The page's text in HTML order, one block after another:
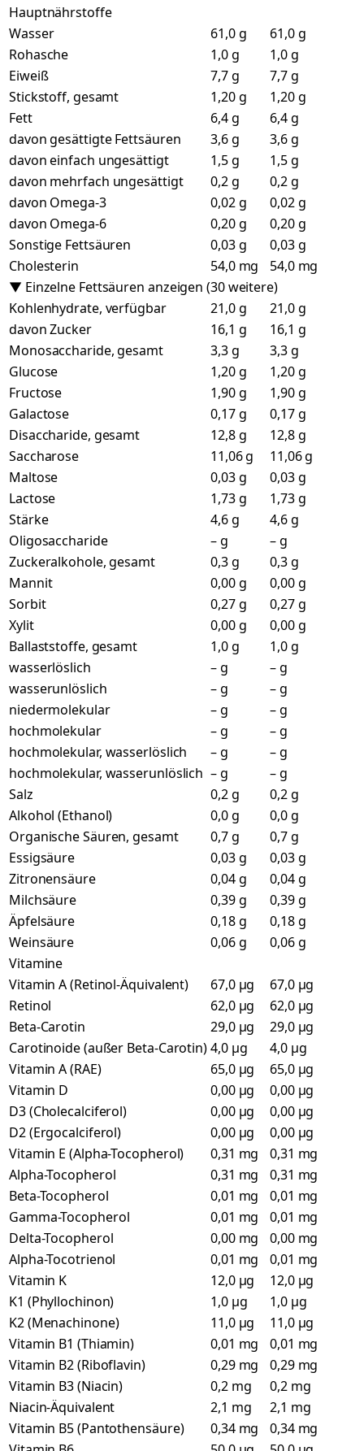
Hauptnährstoffe
Wasser
61,0 g
61,0 g
Rohasche
1,0 g
1,0 g
Eiweiß
7,7 g
7,7 g
Stickstoff, gesamt
1,20 g
1,20 g
Fett
6,4 g
6,4 g
davon gesättigte Fettsäuren
3,6 g
3,6 g
davon einfach ungesättigt
1,5 g
1,5 g
davon mehrfach ungesättigt
0,2 g
0,2 g
davon Omega-3
0,02 g
0,02 g
davon Omega-6
0,20 g
0,20 g
Sonstige Fettsäuren
0,03 g
0,03 g
Cholesterin
54,0 mg
54,0 mg
▼ Einzelne Fettsäuren anzeigen (30 weitere)
Kohlenhydrate, verfügbar
21,0 g
21,0 g
davon Zucker
16,1 g
16,1 g
Monosaccharide, gesamt
3,3 g
3,3 g
Glucose
1,20 g
1,20 g
Fructose
1,90 g
1,90 g
Galactose
0,17 g
0,17 g
Disaccharide, gesamt
12,8 g
12,8 g
Saccharose
11,06 g
11,06 g
Maltose
0,03 g
0,03 g
Lactose
1,73 g
1,73 g
Stärke
4,6 g
4,6 g
Oligosaccharide
– g
– g
Zuckeralkohole, gesamt
0,3 g
0,3 g
Mannit
0,00 g
0,00 g
Sorbit
0,27 g
0,27 g
Xylit
0,00 g
0,00 g
Ballaststoffe, gesamt
1,0 g
1,0 g
wasserlöslich
– g
– g
wasserunlöslich
– g
– g
niedermolekular
– g
– g
hochmolekular
– g
– g
hochmolekular, wasserlöslich
– g
– g
hochmolekular, wasserunlöslich – g
– g
Salz
0,2 g
0,2 g
Alkohol (Ethanol)
0,0 g
0,0 g
Organische Säuren, gesamt
0,7 g
0,7 g
Essigsäure
0,03 g
0,03 g
Zitronensäure
0,04 g
0,04 g
Milchsäure
0,39 g
0,39 g
Äpfelsäure
0,18 g
0,18 g
Weinsäure
0,06 g
0,06 g
Vitamine
Vitamin A (Retinol-Äquivalent)
67,0 µg
67,0 µg
Retinol
62,0 µg
62,0 µg
Beta-Carotin
29,0 µg
29,0 µg
Carotinoide (außer Beta-Carotin)4,0 µg
4,0 µg
Vitamin A (RAE)
65,0 µg
65,0 µg
Vitamin D
0,00 µg
0,00 µg
D3 (Cholecalciferol)
0,00 µg
0,00 µg
D2 (Ergocalciferol)
0,00 µg
0,00 µg
Vitamin E (Alpha-Tocopherol)
0,31 mg
0,31 mg
Alpha-Tocopherol
0,31 mg
0,31 mg
Beta-Tocopherol
0,01 mg
0,01 mg
Gamma-Tocopherol
0,01 mg
0,01 mg
Delta-Tocopherol
0,00 mg
0,00 mg
Alpha-Tocotrienol
0,01 mg
0,01 mg
Vitamin K
12,0 µg
12,0 µg
K1 (Phyllochinon)
1,0 µg
1,0 µg
K2 (Menachinone)
11,0 µg
11,0 µg
Vitamin B1 (Thiamin)
0,01 mg
0,01 mg
Vitamin B2 (Riboflavin)
0,29 mg
0,29 mg
Vitamin B3 (Niacin)
0,2 mg
0,2 mg
Niacin-Äquivalent
2,1 mg
2,1 mg
Vitamin B5 (Pantothensäure)
0,34 mg
0,34 mg